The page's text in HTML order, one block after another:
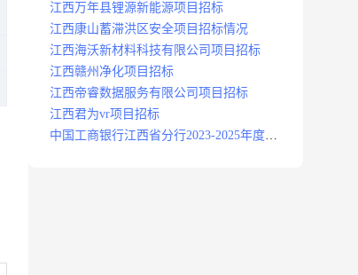
江西万年县锂源新能源项目招标
江西康山蓄滞洪区安全项目招标情况
江西海沃新材料科技有限公司项目招标
江西赣州净化项目招标
江西帝睿数据服务有限公司项目招标
江西君为vr项目招标
中国工商银行江西省分行2023-2025年度补